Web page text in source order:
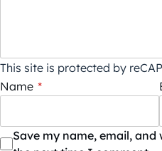
This site is protected by
Name *
Save my name, email,